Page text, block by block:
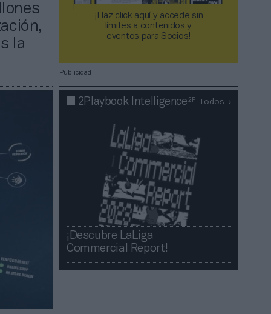
la
¡Haz click aquí y accede sin
límites a contenidos y
eventos para Socios!​​​​​​​
Publicidad
2Playbook Intelligence2P Todos
¡Descubre LaLiga
Commercial Report!​​